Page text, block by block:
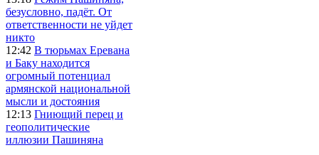
безусловно, падёт. От
ответственности не уйдет
никто
12:42 В тюрьмах Еревана
и Баку находится
огромный потенциал
армянской национальной
мысли и достояния
12:13 Гниющий перец и
геополитические
иллюзии Пашиняна